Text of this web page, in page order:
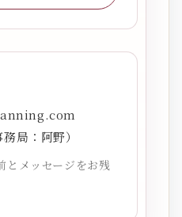
局：阿野）
とメッセージをお残